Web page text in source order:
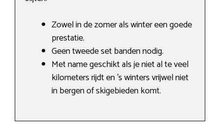
Zowel in de zomer als winter een goede
prestatie.
Geen tweede set banden nodig.
Met name geschikt als je niet al te veel
kilometers rijdt en ’s winters vrijwel niet
in bergen of skigebieden komt.